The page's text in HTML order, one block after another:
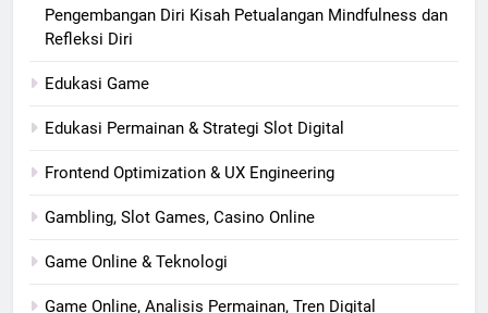
Pengembangan Diri Kisah Petualangan Mindfulness dan
Refleksi Diri
Edukasi Game
Edukasi Permainan & Strategi Slot Digital
Frontend Optimization & UX Engineering
Gambling, Slot Games, Casino Online
Game Online & Teknologi
Game Online, Analisis Permainan, Tren Digital